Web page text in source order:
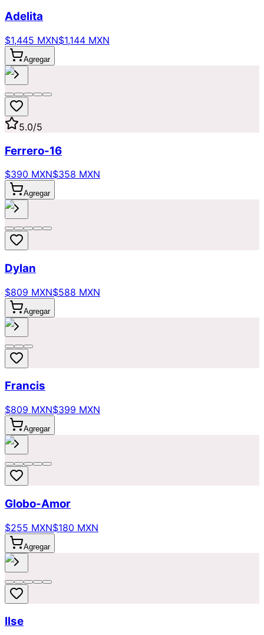
Adelita
$1,445 MXN$1,144 MXN
Agregar
5.0/5
Ferrero-16
$390 MXN$358 MXN
Agregar
Dylan
$809 MXN$588 MXN
Agregar
Francis
$809 MXN$399 MXN
Agregar
Globo-Amor
$255 MXN$180 MXN
Agregar
Ilse